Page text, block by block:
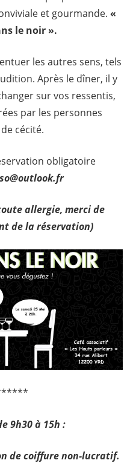
et gourmande. «
le noir ».
les autres sens, tels
Après le dîner, il y
sur vos ressentis,
par les personnes
cécité.
obligatoire
allergie, merci de
de la réservation)
9h30 à 15h :
de coiffure non-lucratif.